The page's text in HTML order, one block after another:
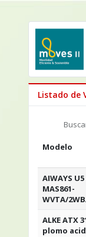
Listado de
Modelo
AIWAYS U5
MAS861-
WVTA/
ALKE ATX
plomo